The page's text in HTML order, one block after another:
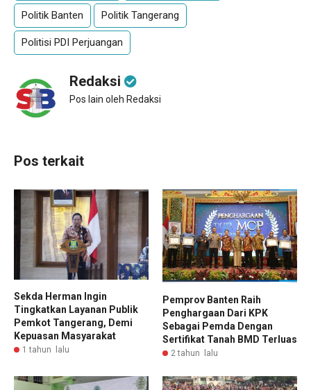
Politik Banten Politik Tangerang
Politisi PDI Perjuangan
Redaksi
Pos lain oleh Redaksi
Pos terkait
Sekda Herman Ingin
Tingkatkan Layanan Publik
Pemkot Tangerang, Demi
Kepuasan Masyarakat
1 tahun lalu
Pemprov Banten Raih
Penghargaan Dari KPK
Sebagai Pemda Dengan
Sertifikat Tanah BMD Terluas
2 tahun lalu